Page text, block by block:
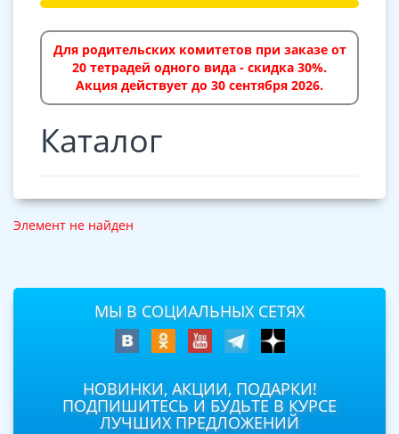
Для родительских комитетов при заказе от
20 тетрадей одного вида - скидка 30%.
Акция действует до 30 сентября 2026.
Каталог
Элемент не найден
МЫ В СОЦИАЛЬНЫХ СЕТЯХ
НОВИНКИ, АКЦИИ, ПОДАРКИ!
ПОДПИШИТЕСЬ И БУДЬТЕ В КУРСЕ
ЛУЧШИХ ПРЕДЛОЖЕНИЙ